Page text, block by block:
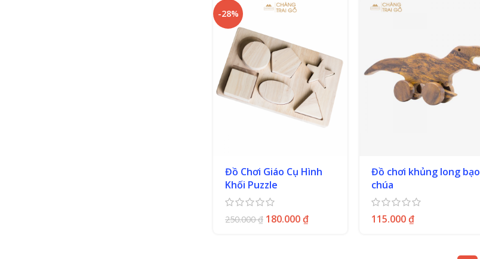
-28%
Đồ Chơi Giáo Cụ Hình
Khối Puzzle
250.000₫ 180.000₫
Đồ chơi khủng long bạo
chúa
115.000₫